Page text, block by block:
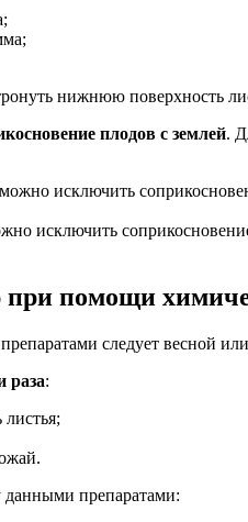
нижнюю поверхность
плодов с землей.
исключить
при помощи
следует весной
раза:
листья;
данными препаратами: